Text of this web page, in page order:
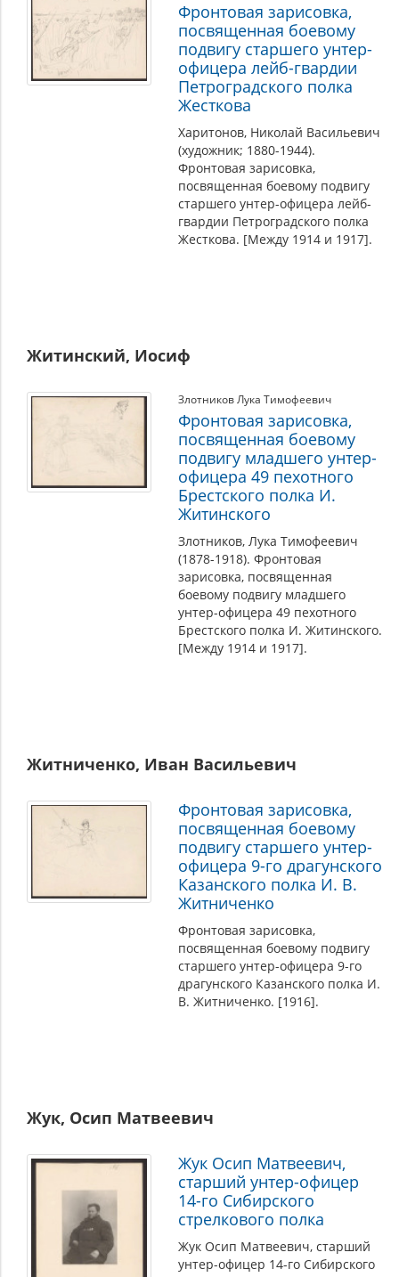
Фронтовая зарисовка,
посвященная боевому
подвигу старшего унтер-
офицера лейб-гвардии
Петроградского полка
Жесткова
Харитонов, Николай Васильевич
(художник; 1880-1944).
Фронтовая зарисовка,
посвященная боевому подвигу
старшего унтер-офицера лейб-
гвардии Петроградского полка
Жесткова. [Между 1914 и 1917].
Житинский, Иосиф
Злотников Лука Тимофеевич
Фронтовая зарисовка,
посвященная боевому
подвигу младшего унтер-
офицера 49 пехотного
Брестского полка И.
Житинского
Злотников, Лука Тимофеевич
(1878-1918). Фронтовая
зарисовка, посвященная
боевому подвигу младшего
унтер-офицера 49 пехотного
Брестского полка И. Житинского.
[Между 1914 и 1917].
Житниченко, Иван Васильевич
Фронтовая зарисовка,
посвященная боевому
подвигу старшего унтер-
офицера 9-го драгунского
Казанского полка И. В.
Житниченко
Фронтовая зарисовка,
посвященная боевому подвигу
старшего унтер-офицера 9-го
драгунского Казанского полка И.
В. Житниченко. [1916].
Жук, Осип Матвеевич
Жук Осип Матвеевич,
старший унтер-офицер
14-го Сибирского
стрелкового полка
Жук Осип Матвеевич, старший
унтер-офицер 14-го Сибирского